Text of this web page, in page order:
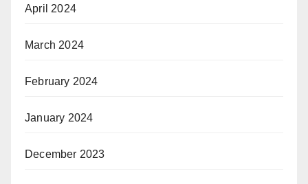
April 2024
March 2024
February 2024
January 2024
December 2023